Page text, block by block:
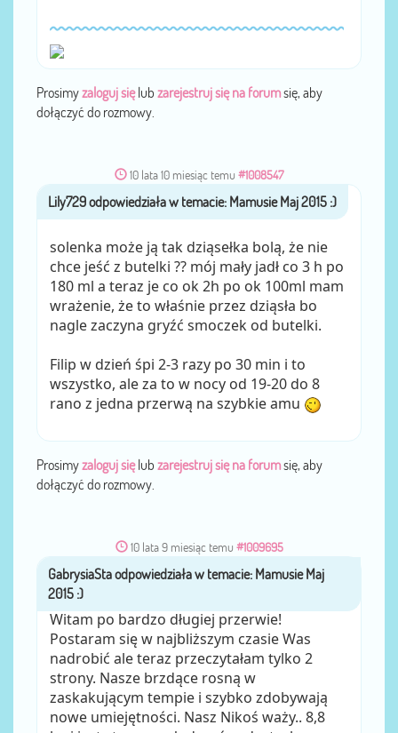
Prosimyzaloguj sięlub zarejestruj się na forumsię, aby
dołączyć do rozmowy.
10 lata 10 miesiąc temu #1008547
przezLily729
solenka może ją tak dziąsełka bolą, że nie
chce jeść z butelki ?? mój mały jadł co 3 h po
180 ml a teraz je co ok 2h po ok 100ml mam
wrażenie, że to właśnie przez dziąsła bo
nagle zaczyna gryźć smoczek od butelki.
Filip w dzień śpi 2-3 razy po 30 min i to
wszystko, ale za to w nocy od 19-20 do 8
rano z jedna przerwą na szybkie amu
Prosimyzaloguj sięlub zarejestruj się na forumsię, aby
dołączyć do rozmowy.
10 lata 9 miesiąc temu #1009695
przezGabrysiaSta
Witam po bardzo długiej przerwie!
Postaram się w najbliższym czasie Was
nadrobić ale teraz przeczytałam tylko 2
strony. Nasze brzdące rosną w
zaskakującym tempie i szybko zdobywają
nowe umiejętności. Nasz Nikoś waży.. 8,8